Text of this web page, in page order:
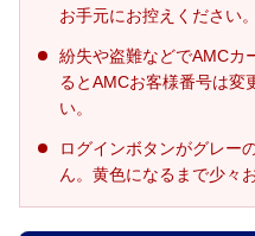
お手元にお控えください。
紛失や盗難などでAMCカ
るとAMCお客様番号は変
い。
ログインボタンがグレー
ん。黄色になるまで少々